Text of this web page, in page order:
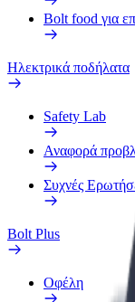
Bolt food για
Ηλεκτρικά ποδήλατα
Safety Lab
Αναφορά
Συχνές
Bolt Plus
Οφέλη